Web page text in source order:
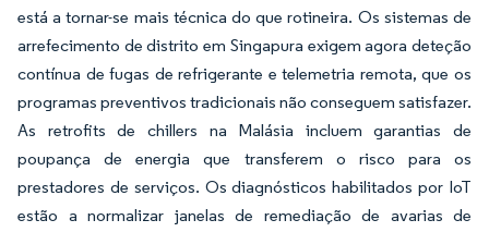
está a tornar-se mais técnica do que rotineira. Os sistemas de
arrefecimento de distrito em Singapura exigem agora deteção
contínua de fugas de refrigerante e telemetria remota, que os
programas preventivos tradicionais não conseguem satisfazer.
As retrofits de chillers na Malásia incluem garantias de
poupança de energia que transferem o risco para os
prestadores de serviços. Os diagnósticos habilitados por IoT
estão a normalizar janelas de remediação de avarias de